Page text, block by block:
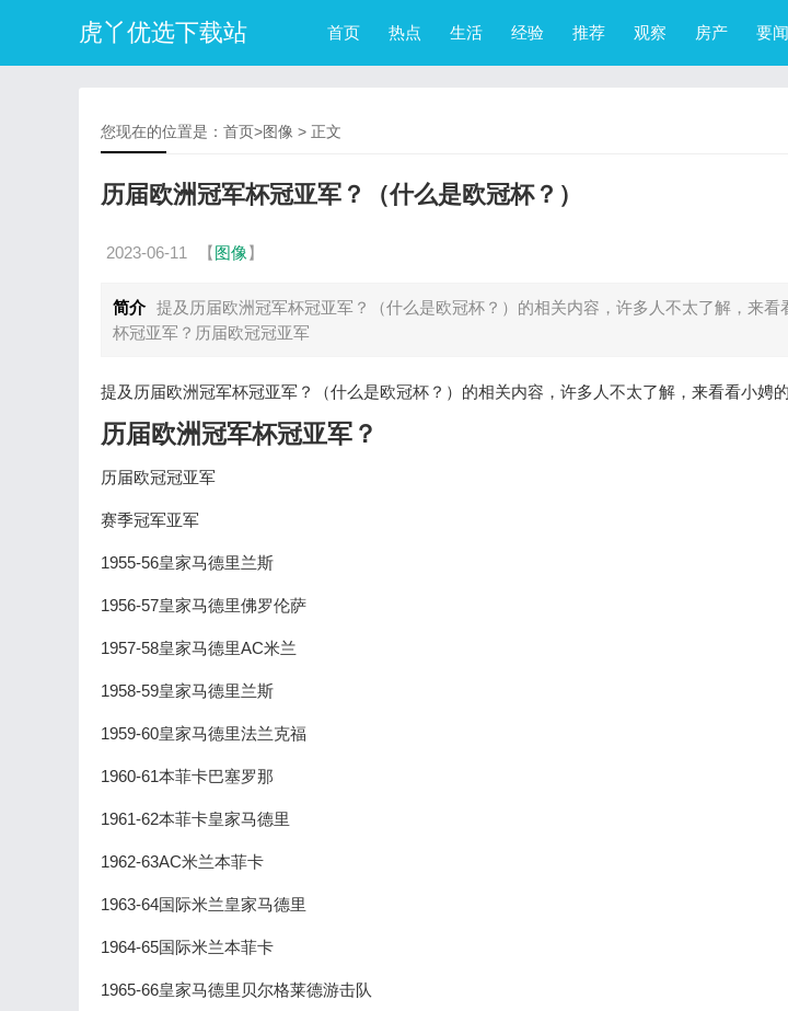
虎丫优选下载站 首页 热点 生活 经验 推荐 观察 房产 要闻
您现在的位置是： 首页>图像 > 正文
历届欧洲冠军杯冠亚军？（什么是欧冠杯？）
2023-06-11 【图像】
简介 提及历届欧洲冠军杯冠亚军？（什么是欧冠杯？）的相关内容，许多人不太了解，来看
杯冠亚军？历届欧冠冠亚军
提及历届欧洲冠军杯冠亚军？（什么是欧冠杯？）的相关内容，许多人不太了解，来看看小娉
历届欧洲冠军杯冠亚军？
历届欧冠冠亚军
赛季冠军亚军
1955-56皇家马德里兰斯
1956-57皇家马德里佛罗伦萨
1957-58皇家马德里AC米兰
1958-59皇家马德里兰斯
1959-60皇家马德里法兰克福
1960-61本菲卡巴塞罗那
1961-62本菲卡皇家马德里
1962-63AC米兰本菲卡
1963-64国际米兰皇家马德里
1964-65国际米兰本菲卡
1965-66皇家马德里贝尔格莱德游击队